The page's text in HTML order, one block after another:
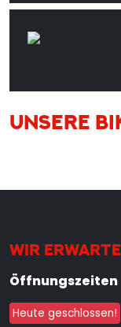
UNSERE
WIR
Öffnungszeiten
Heute geschlossen!